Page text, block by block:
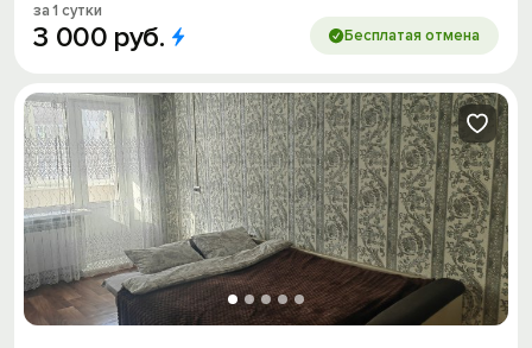
за 1 сутки
3 000 руб. Бесплатая отмена